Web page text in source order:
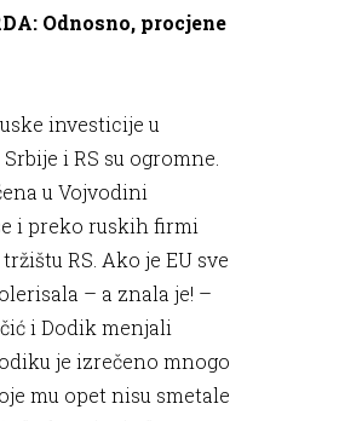
Odnosno, procjene
investicije u
i RS su ogromne.
u Vojvodini
i preko ruskih firmi
RS. Ako je EU sve
– a znala je! –
i Dodik menjali
je izrečeno mnogo
mu opet nisu smetale